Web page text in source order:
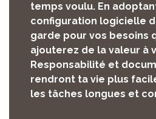
temps voulu. En
configuration logicielle
garde pour vos besoins
ajouterez de la valeur à
Responsabilité et
rendront ta vie plus
les tâches longues et